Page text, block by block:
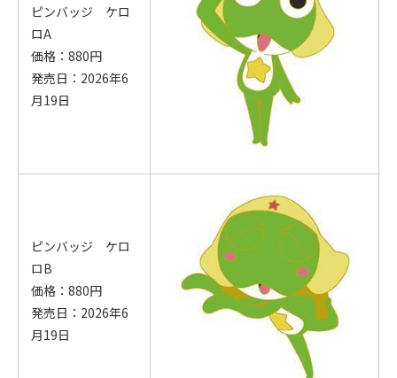
ピンバッジ ケロ
ロA
価格：880円
発売日：2026年6
月19日
ピンバッジ ケロ
ロB
価格：880円
発売日：2026年6
月19日